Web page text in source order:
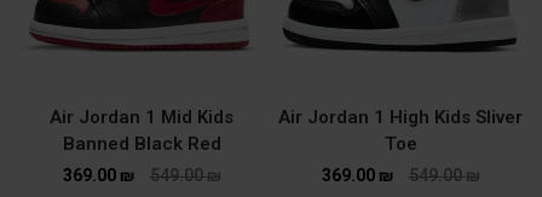
Air Jordan 1 High Kids Sliver
Toe
549.00₪
369.00 ₪
Air Jordan 1 Mid Kids
Banned Black Red
549.00₪
369.00 ₪